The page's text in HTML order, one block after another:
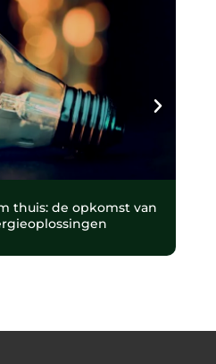
thuis: de opkomst van